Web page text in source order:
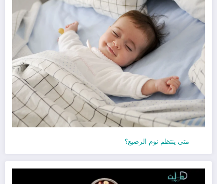
متى ينتظم نوم الرضيع؟